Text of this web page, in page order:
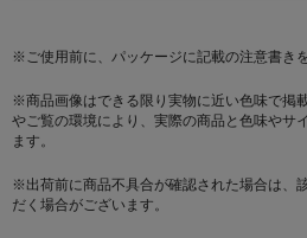
※ご使用前に、パッケージに記載の注意書き
※商品画像はできる限り実物に近い色味で掲
やご覧の環境により、実際の商品と色味やサ
ます。
※出荷前に商品不具合が確認された場合は、
だく場合がございます。